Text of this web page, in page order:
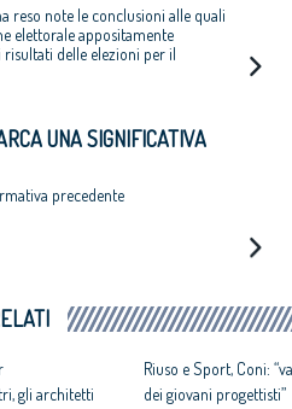
reso note le conclusioni alle quali
elettorale appositamente
delle elezioni per il
UNA SIGNIFICATIVA
precedente
gli architetti
Riuso e Sport, Coni:
dei giovani progettisti”